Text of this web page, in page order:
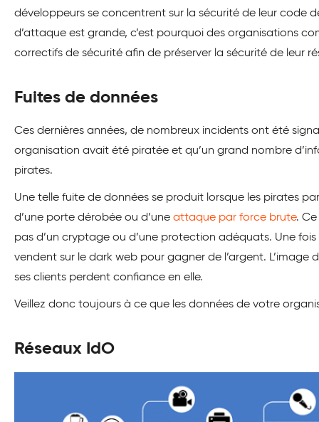
développeurs se concentrent sur la sécurité de leur code
d’attaque est grande, c’est pourquoi des organisations
correctifs de sécurité afin de préserver la sécurité de leur
Fuites de données
Ces dernières années, de nombreux incidents ont été
organisation avait été piratée et qu’un grand nombre
pirates.
Une telle fuite de données se produit lorsque les pirates
d’une porte dérobée ou d’une attaque par force brute.
pas d’un cryptage ou d’une protection adéquats. Une
vendent sur le dark web pour gagner de l’argent.
ses clients perdent confiance en elle.
Veillez donc toujours à ce que les données de votre
Réseaux IdO